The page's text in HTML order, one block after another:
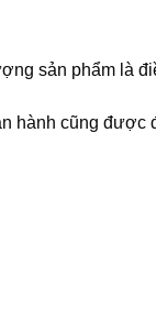
sản phẩm là
hành cũng